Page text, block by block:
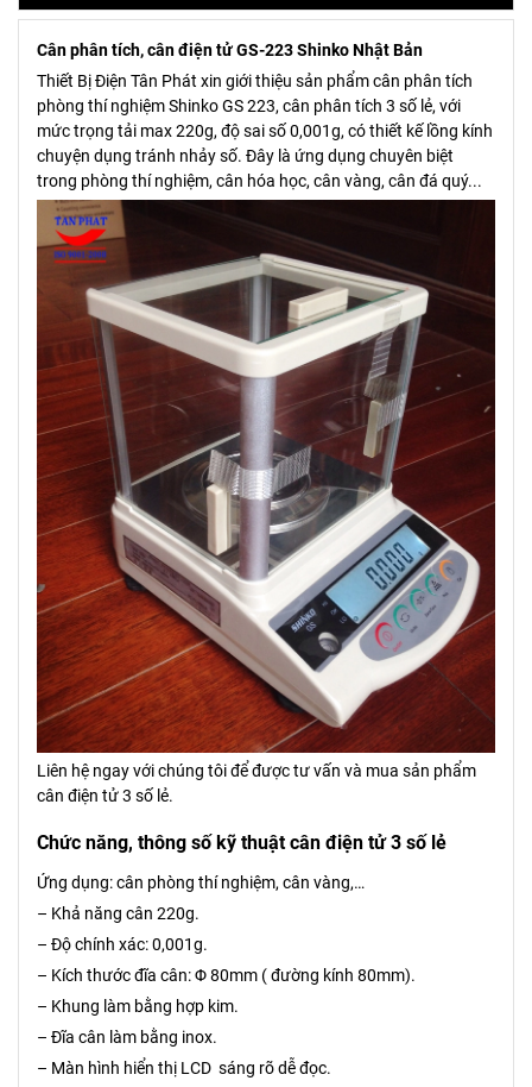
Cân phân tích, cân điện tử GS-223 Shinko Nhật Bản
Thiết Bị Điện Tân Phát xin giới thiệu sản phẩm cân phân tích
phòng thí nghiệm Shinko GS 223, cân phân tích 3 số lẻ, với
mức trọng tải max 220g, độ sai số 0,001g, có thiết kế lồng kính
chuyện dụng tránh nhảy số. Đây là ứng dụng chuyên biệt
trong phòng thí nghiệm, cân hóa học, cân vàng, cân đá quý...
Liên hệ ngay với chúng tôi để được tư vấn và mua sản phẩm
cân điện tử 3 số lẻ.
Chức năng, thông số kỹ thuật cân điện tử 3 số lẻ
Ứng dụng: cân phòng thí nghiệm, cân vàng,…
– Khả năng cân 220g.
– Độ chính xác: 0,001g.
– Kích thước đĩa cân: Φ 80mm ( đường kính 80mm).
– Khung làm bằng hợp kim.
– Đĩa cân làm bằng inox.
– Màn hình hiển thị LCD sáng rõ dễ đọc.